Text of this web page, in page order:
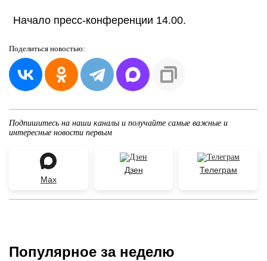
Начало пресс-конференции 14.00.
Поделиться новостью:
Подпишитесь на наши каналы и получайте самые важные и
интересные новости первым
Max
Дзен Телеграм
Популярное за неделю